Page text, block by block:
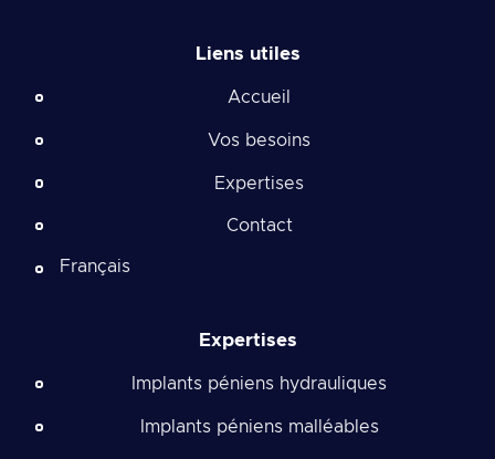
Liens utiles
Accueil
Vos besoins
Expertises
Contact
Français
Expertises
Implants péniens hydrauliques
Implants péniens malléables